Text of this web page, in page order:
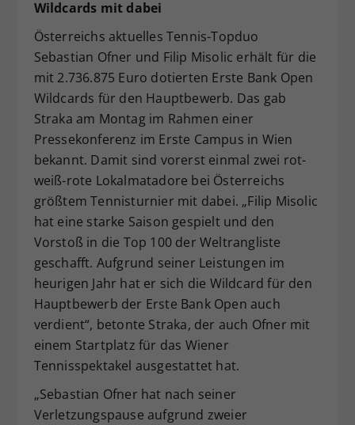
Wildcards mit dabei
Österreichs aktuelles Tennis-Topduo
Sebastian Ofner und Filip Misolic erhält für die
mit 2.736.875 Euro dotierten Erste Bank Open
Wildcards für den Hauptbewerb. Das gab
Straka am Montag im Rahmen einer
Pressekonferenz im Erste Campus in Wien
bekannt. Damit sind vorerst einmal zwei rot-
weiß-rote Lokalmatadore bei Österreichs
größtem Tennisturnier mit dabei. „Filip Misolic
hat eine starke Saison gespielt und den
Vorstoß in die Top 100 der Weltrangliste
geschafft. Aufgrund seiner Leistungen im
heurigen Jahr hat er sich die Wildcard für den
Hauptbewerb der Erste Bank Open auch
verdient“, betonte Straka, der auch Ofner mit
einem Startplatz für das Wiener
Tennisspektakel ausgestattet hat.
„Sebastian Ofner hat nach seiner
Verletzungspause aufgrund zweier